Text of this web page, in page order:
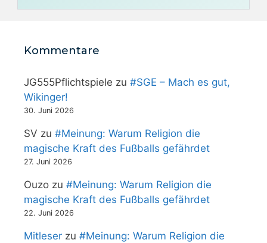
Kommentare
JG555Pflichtspiele zu #SGE – Mach es gut,
Wikinger!
30. Juni 2026
SV zu #Meinung: Warum Religion die
magische Kraft des Fußballs gefährdet
27. Juni 2026
Ouzo zu #Meinung: Warum Religion die
magische Kraft des Fußballs gefährdet
22. Juni 2026
Mitleser zu #Meinung: Warum Religion die